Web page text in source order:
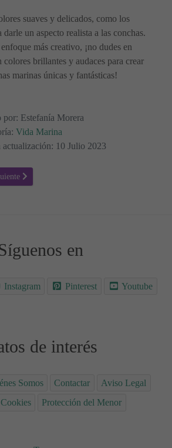
suaves y delicados, como los
darle un aspecto realista a las conchas.
más creativo, ¡no dudes en
colores brillantes y audaces para crear
marinas únicas y fantásticas!
por: Estefanía Morera
Vida Marina
actualización: 10 Julio 2023
Concha en forma de abanico para colorear
siguiente: Colorea tu propia caracola en la
en
Instagram Pinterest Youtube
de interés
Somos Contactar
Aviso Legal
Protección del Menor